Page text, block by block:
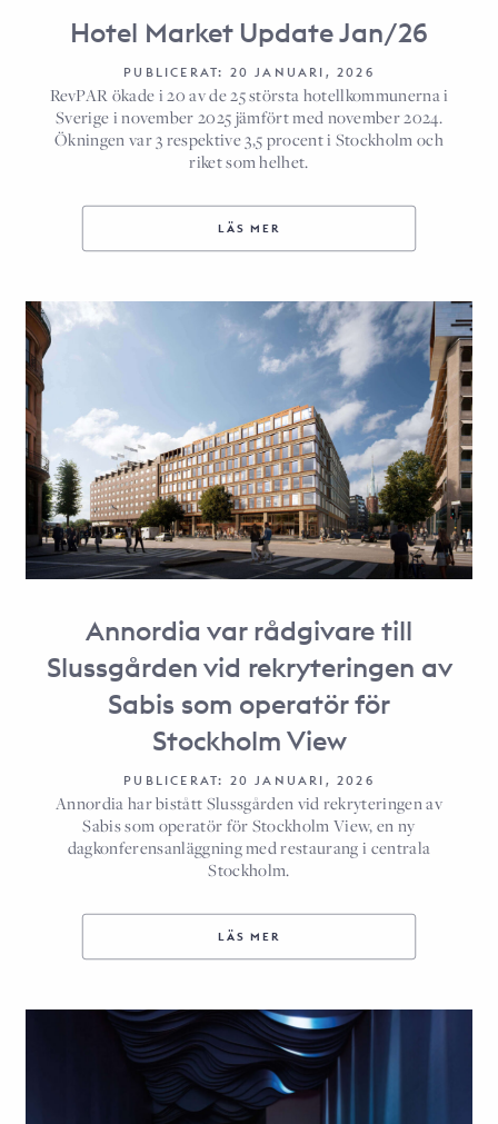
Hotel Market Update Jan/26
PUBLICERAT: 20 JANUARI, 2026
RevPAR ökade i 20 av de 25 största hotellkommunerna i
Sverige i november 2025 jämfört med november 2024.
Ökningen var 3 respektive 3,5 procent i Stockholm och
riket som helhet.
LÄS MER
Annordia var rådgivare till
Slussgården vid rekryteringen av
Sabis som operatör för
Stockholm View
PUBLICERAT: 20 JANUARI, 2026
Annordia har bistått Slussgården vid rekryteringen av
Sabis som operatör för Stockholm View, en ny
dagkonferensanläggning med restaurang i centrala
Stockholm.
LÄS MER